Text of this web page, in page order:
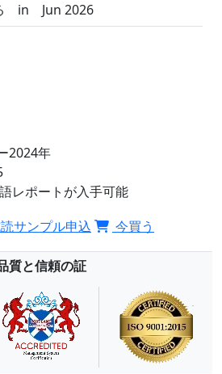
in Jun 2026
2024年
レポートが入手可能
サンプル申込 今買う
質と信頼の証